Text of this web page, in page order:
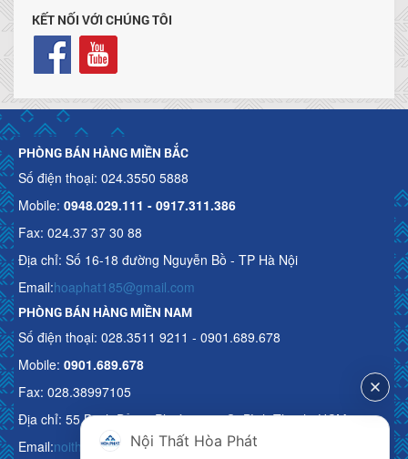
KẾT NỐI VỚI CHÚNG TÔI
PHÒNG BÁN HÀNG MIỀN BẮC
Số điện thoại: 024.3550 5888
Mobile: 0948.029.111 - 0917.311.386
Fax: 024.37 37 30 88
Địa chỉ: Số 16-18 đường Nguyễn Bồ - TP Hà Nội
Email:hoaphat185@gmail.com
PHÒNG BÁN HÀNG MIỀN NAM
Số điện thoại: 028.3511 9211 - 0901.689.678
Mobile: 0901.689.678
Fax: 028.38997105
Địa chỉ: 55 Bạch Đằng, Phường 15, Q. Bình Thạnh, HCM
Email:noithathoaphattot@gmail.com
Nội Thất Hòa Phát